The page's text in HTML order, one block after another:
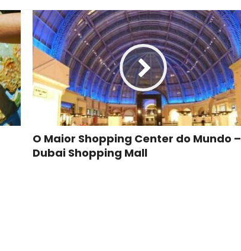
O Maior Shopping Center do Mundo –
Dubai Shopping Mall